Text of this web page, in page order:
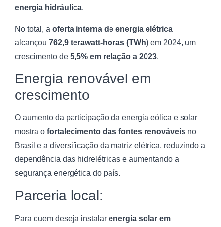
energia hidráulica.
No total, a oferta interna de energia elétrica
alcançou 762,9 terawatt-horas (TWh) em 2024, um
crescimento de 5,5% em relação a 2023.
Energia renovável em
crescimento
O aumento da participação da energia eólica e solar
mostra o fortalecimento das fontes renováveis no
Brasil e a diversificação da matriz elétrica, reduzindo a
dependência das hidrelétricas e aumentando a
segurança energética do país.
Parceria local:
Para quem deseja instalar energia solar em